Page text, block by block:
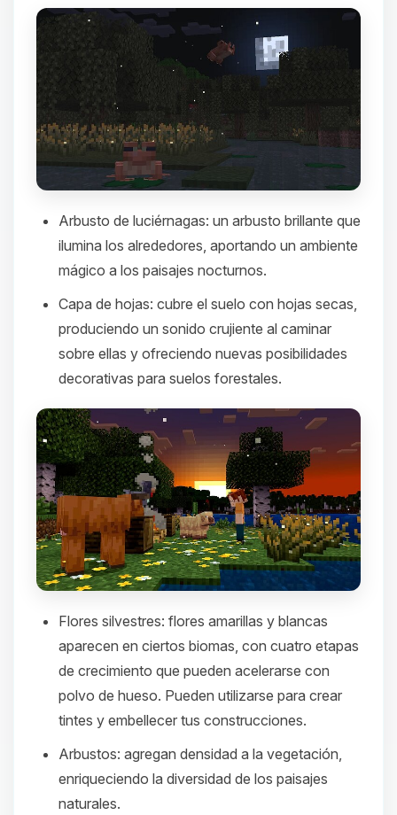
Arbusto de luciérnagas: un arbusto brillante que
ilumina los alrededores, aportando un ambiente
mágico a los paisajes nocturnos.​
Capa de hojas: cubre el suelo con hojas secas,
produciendo un sonido crujiente al caminar
sobre ellas y ofreciendo nuevas posibilidades
decorativas para suelos forestales.​
Flores silvestres: flores amarillas y blancas
aparecen en ciertos biomas, con cuatro etapas
de crecimiento que pueden acelerarse con
polvo de hueso. Pueden utilizarse para crear
tintes y embellecer tus construcciones.​
Arbustos: agregan densidad a la vegetación,
enriqueciendo la diversidad de los paisajes
naturales.​